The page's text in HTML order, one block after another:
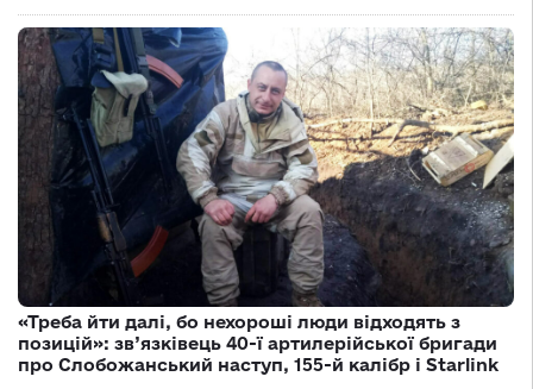
«Треба йти далі, бо нехороші люди відходять з
позицій»: зв’язківець 40-ї артилерійської бригади
про Слобожанський наступ, 155-й калібр і Starlink